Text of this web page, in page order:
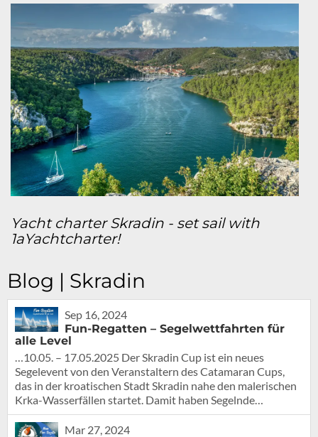
Yacht charter Skradin - set sail with
1aYachtcharter!
Blog | Skradin
Sep 16, 2024
Fun-Regatten – Segelwettfahrten für
alle Level
…10.05. – 17.05.2025 Der Skradin Cup ist ein neues
Segelevent von den Veranstaltern des Catamaran Cups,
das in der kroatischen Stadt Skradin nahe den malerischen
Krka-Wasserfällen startet. Damit haben Segelnde…
Mar 27, 2024